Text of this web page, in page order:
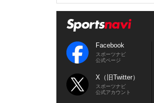
Facebook
スポーツナビ
公式ページ
X（旧Twitter）
スポーツナビ
公式アカウント